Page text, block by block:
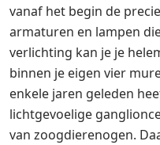
vanaf het begin de
armaturen en lampen
verlichting kan je je
binnen je eigen vier
enkele jaren geleden
lichtgevoelige
van zoogdierenogen.